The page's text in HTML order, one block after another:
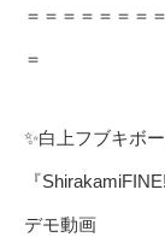
＝＝＝＝＝＝＝
＝
✨白上フブキボ
『
デモ動画